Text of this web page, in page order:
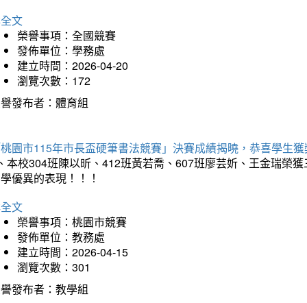
文
榮譽事項：全國競賽
發佈單位：學務處
建立時間：2026-04-20
瀏覽次數：172
發布者：體育組
園市115年市長盃硬筆書法競賽」決賽成績揭曉，恭喜學生
本校304班陳以昕、412班黃若喬、607班廖芸妡、王金瑞榮
優異的表現！！！
文
榮譽事項：桃園市競賽
發佈單位：教務處
建立時間：2026-04-15
瀏覽次數：301
發布者：教學組